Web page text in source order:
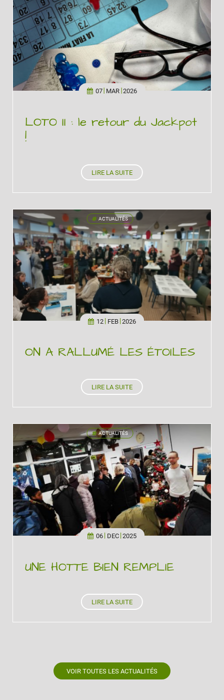
07 MAR 2026
LOTO II : le retour du Jackpot
!
LIRE LA SUITE
ACTUALITÉS '
12 FEB 2026
ON A RALLUMÉ LES ÉTOILES
LIRE LA SUITE
ACTUALITÉS '
06 DEC 2025
UNE HOTTE BIEN REMPLIE
LIRE LA SUITE
VOIR TOUTES LES ACTUALITÉS